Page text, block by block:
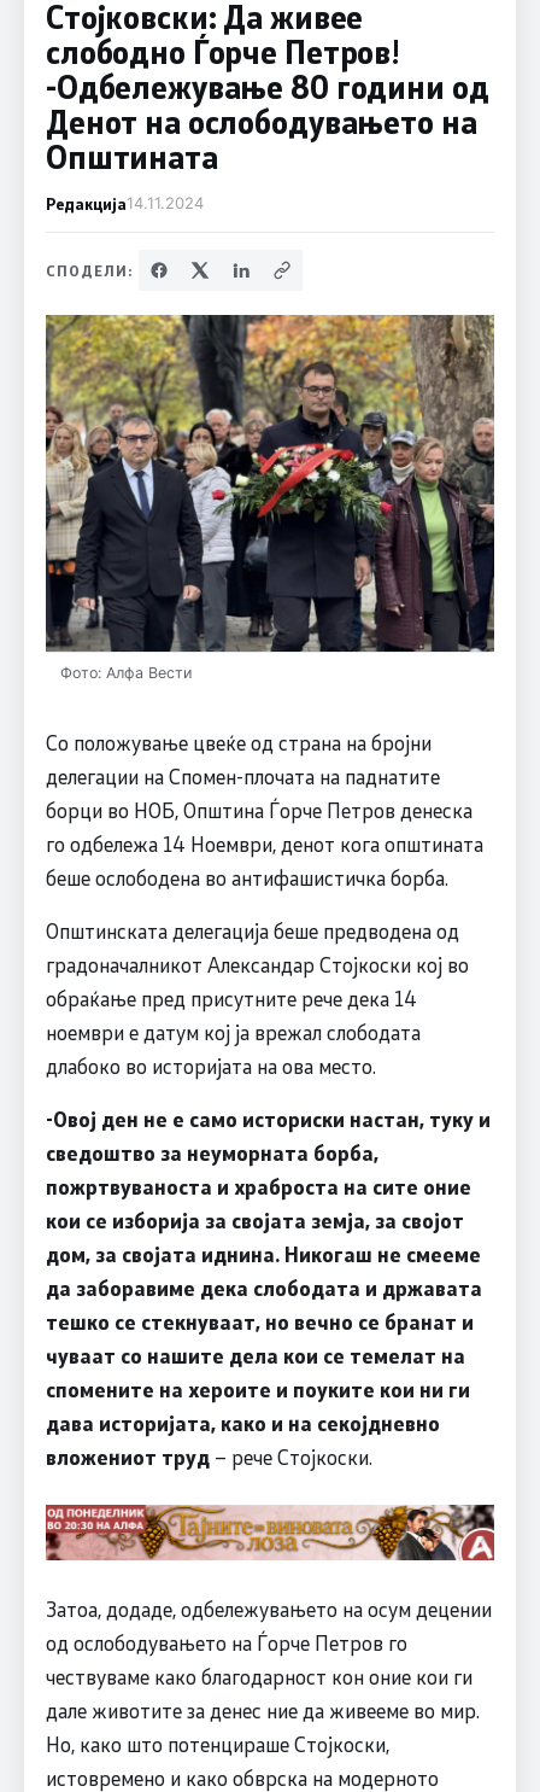
Стојковски: Да живее
слободно Ѓорче Петров!
-Одбележување 80 години од
Денот на ослободувањето на
Општината
Редакција14.11.2024
СПОДЕЛИ:
Фото: Алфа Вести
Со положување цвеќе од страна на бројни
делегации на Спомен-плочата на паднатите
борци во НОБ, Општина Ѓорче Петров денеска
го одбележа 14 Ноември, денот кога општината
беше ослободена во антифашистичка борба.
Општинската делегација беше предводена од
градоначалникот Александар Стојкоски кој во
обраќање пред присутните рече дека 14
ноември е датум кој ја врежал слободата
длабоко во историјата на ова место.
-Овој ден не е само историски настан, туку и
сведоштво за неуморната борба,
пожртвуваноста и храброста на сите оние
кои се изборија за својата земја, за својот
дом, за својата иднина. Никогаш не смееме
да заборавиме дека слободата и државата
тешко се стекнуваат, но вечно се бранат и
чуваат со нашите дела кои се темелат на
спомените на хероите и поуките кои ни ги
дава историјата, како и на секојдневно
вложениот труд – рече Стојкоски.
Затоа, додаде, одбележувањето на осум децении
од ослободувањето на Ѓорче Петров го
чествуваме како благодарност кон оние кои ги
дале животите за денес ние да живееме во мир.
Но, како што потенцираше Стојкоски,
истовремено и како обврска на модерното